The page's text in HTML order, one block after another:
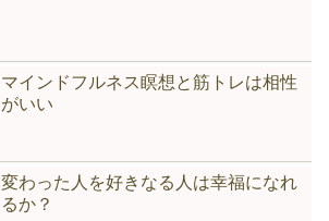
マインドフルネス瞑想と筋トレは相性
がいい
変わった人を好きなる人は幸福になれ
るか？